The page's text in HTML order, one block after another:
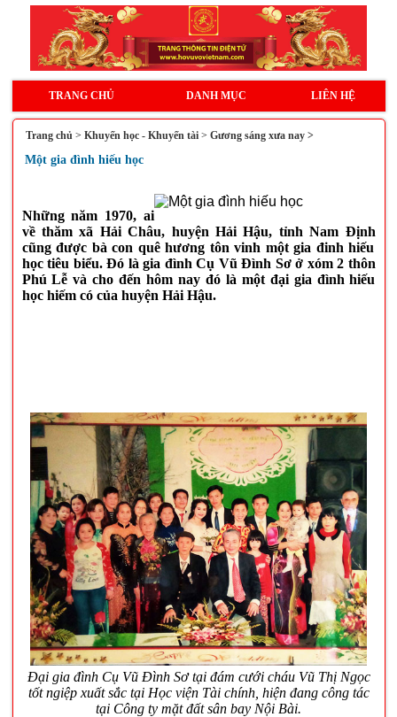
TRANG CHỦ DANH MỤC LIÊN HỆ
Trang chủ > Khuyến học - Khuyến tài> Gương sáng xưa nay >
Một gia đình hiếu học
Những năm 1970, ai
về thămxã Hải Châu, huyện Hải Hậu, tỉnh Nam Định
cũng được bà con quê hương tôn vinh một gia đinh hiếu
học tiêu biểu. Đó là gia đình Cụ Vũ Đình Sơ ở xóm 2 thôn
Phú Lễ và cho đến hôm nay đó là một đại gia đình hiếu
học hiếm có của huyện Hải Hậu.
Đại gia đình Cụ Vũ Đình Sơ tại đám cưới cháu Vũ Thị Ngọc
tốt ngiệp xuất sắc tại Học viện Tài chính, hiện đang công tác
tại Công ty mặt đất sân bay Nội Bài.